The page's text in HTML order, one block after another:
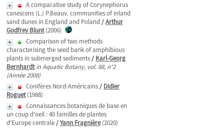
A comparative study of Corynephorus
canescens (L.) P.Beauv. communities of inland
sand dunes in England and Poland /Arthur
Godfrey Blunt(2006)
Comparison of two methods
characterising the seed bank of amphibious
plants in submerged sediments/ Karl-Georg
Bernhardt in Aquatic Botany, vol. 88, n°2
(Année 2008)
Conifères Nord-Américains/ Didier
Roguet(1988)
Connaissances botaniques de base en
un coup d'oeil : 40 familles de plantes
d'Europe centrale/Yann Fragnière(2020)